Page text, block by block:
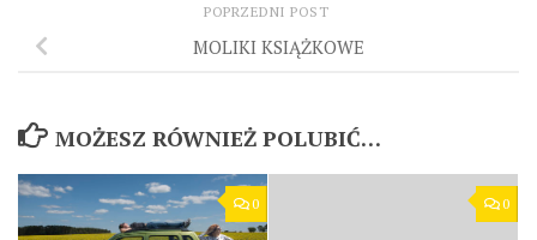
POPRZEDNI POST
MOLIKI KSIĄŻKOWE
MOŻESZ RÓWNIEŻ POLUBIĆ…
0 0